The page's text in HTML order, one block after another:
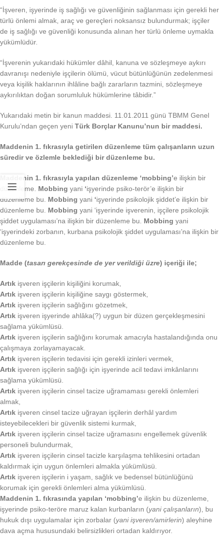
“İşveren, işyerinde iş sağlığı ve güvenliğinin sağlanması için gerekli her
türlü önlemi almak, araç ve gereçleri noksansız bulundurmak; işçiler
de iş sağlığı ve güvenliği konusunda alınan her türlü önleme uymakla
yükümlüdür.
“İşverenin yukarıdaki hükümler dâhil, kanuna ve sözleşmeye aykırı
davranışı nedeniyle işçilerin ölümü, vücut bütünlüğünün zedelenmesi
veya kişilik haklarının ihlâline bağlı zararların tazmini, sözleşmeye
aykırılıktan doğan sorumluluk hükümlerine tâbidir.”
Yukarıdaki metin bir kanun maddesi. 11.01.2011 günü TBMM Genel
Kurulu’ndan geçen yeni Türk Borçlar Kanunu’nun bir maddesi.
Maddenin 1. fıkrasıyla getirilen düzenleme tüm çalışanların uzun
süredir ve özlemle beklediği bir düzenleme bu.
Maddenin 1. fıkrasıyla yapılan düzenleme ‘mobbing’e ilişkin bir
düzenleme.
Mobbing yani ‘işyerinde psiko-terör’e ilişkin bir
düzenleme bu.
Mobbing yani ‘işyerinde psikolojik şiddet’e ilişkin bir
düzenleme bu.
Mobbing yani ‘işyerinde işverenin, işçilere psikolojik
şiddet uygulaması’na ilişkin bir düzenleme bu. Mobbing yani
‘işyerindeki zorbanın, kurbana psikolojik şiddet uygulaması’na ilişkin bir
düzenleme bu.
Madde (tasarı gerekçesinde de yer verildiği üzre) içeriği ile;
Artık işveren işçilerin kişiliğini korumak,
Artık işveren işçilerin kişiliğine saygı göstermek,
Artık işveren işçilerin sağlığını gözetmek,
Artık işveren işyerinde ahlâka(?) uygun bir düzen gerçekleşmesini
sağlama yükümlüsü.
Artık işveren işçilerin sağlığını korumak amacıyla hastalandığında onu
çalışmaya zorlayamayacak.
Artık işveren işçilerin tedavisi için gerekli izinleri vermek,
Artık işveren işçilerin sağlığı için işyerinde acil tedavi imkânlarını
sağlama yükümlüsü.
Artık işveren işçilerin cinsel tacize uğramaması gerekli önlemleri
almak,
Artık işveren cinsel tacize uğrayan işçilerin derhâl yardım
isteyebilecekleri bir güvenlik sistemi kurmak,
Artık işveren işçilerin cinsel tacize uğramasını engellemek güvenlik
personeli bulundurmak,
Artık işveren işçilerin cinsel tacizle karşılaşma tehlikesini ortadan
kaldırmak için uygun önlemleri almakla yükümlüsü.
Artık işveren işçilerin i yaşam, sağlık ve bedensel bütünlüğünü
korumak için gerekli önlemleri alma yükümlüsü.
Maddenin 1. fıkrasında yapılan ‘mobbing’e ilişkin bu düzenleme,
işyerinde psiko-teröre maruz kalan kurbanların (yani çalışanların), bu
hukuk dışı uygulamalar için zorbalar (yani işveren/amirlerin) aleyhine
dava açma hususundaki belirsizlikleri ortadan kaldırıyor.